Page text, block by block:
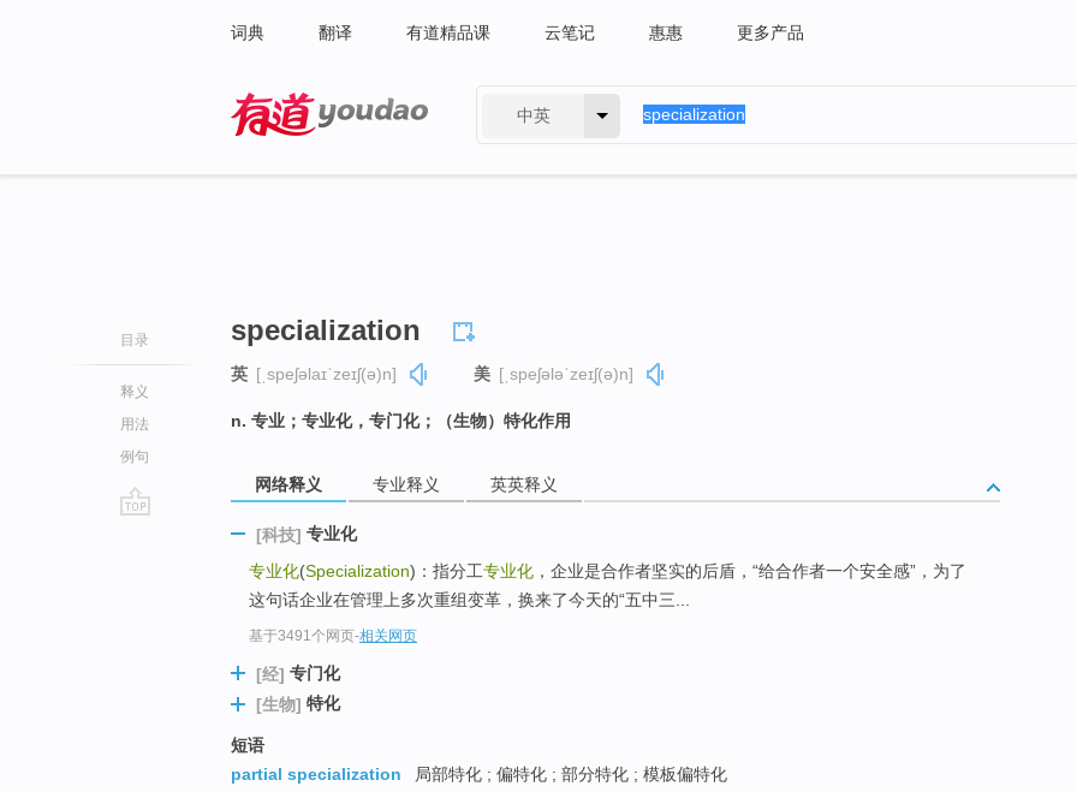
词典 翻译 有道精品课 云笔记 惠惠 更多产品
中英
目录
释义
用法
例句
specialization
英 [ˌspeʃəlaɪˈzeɪʃ(ə)n] 美 [ˌspeʃələˈzeɪʃ(ə)n]
n. 专业；专业化，专门化；（生物）特化作用
网络释义 专业释义 英英释义
[科技] 专业化
专业化(Specialization)：指分工专业化 ，企业是合作者坚实的后盾，“给合作者一个安全感”，为了
这句话企业在管理上多次重组变革，换来了今天的“五中三...
基于3491个网页-相关网页
[经] 专门化
[生物] 特化
短语
partial specialization
局部特化 ; 偏特化 ; 部分特化 ; 模板偏特化